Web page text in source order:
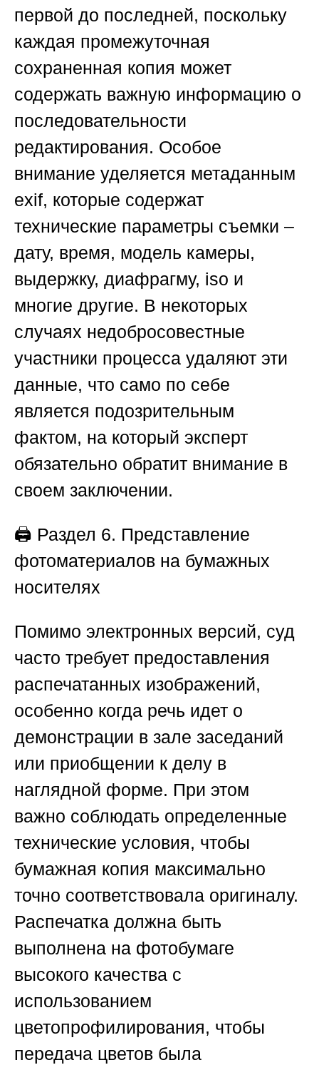
первой до последней, поскольку
каждая промежуточная
сохраненная копия может
содержать важную информацию о
последовательности
редактирования. Особое
внимание уделяется метаданным
exif, которые содержат
технические параметры съемки –
дату, время, модель камеры,
выдержку, диафрагму, iso и
многие другие. В некоторых
случаях недобросовестные
участники процесса удаляют эти
данные, что само по себе
является подозрительным
фактом, на который эксперт
обязательно обратит внимание в
своем заключении.
🖨️ Раздел 6. Представление
фотоматериалов на бумажных
носителях
Помимо электронных версий, суд
часто требует предоставления
распечатанных изображений,
особенно когда речь идет о
демонстрации в зале заседаний
или приобщении к делу в
наглядной форме. При этом
важно соблюдать определенные
технические условия, чтобы
бумажная копия максимально
точно соответствовала оригиналу.
Распечатка должна быть
выполнена на фотобумаге
высокого качества с
использованием
цветопрофилирования, чтобы
передача цветов была